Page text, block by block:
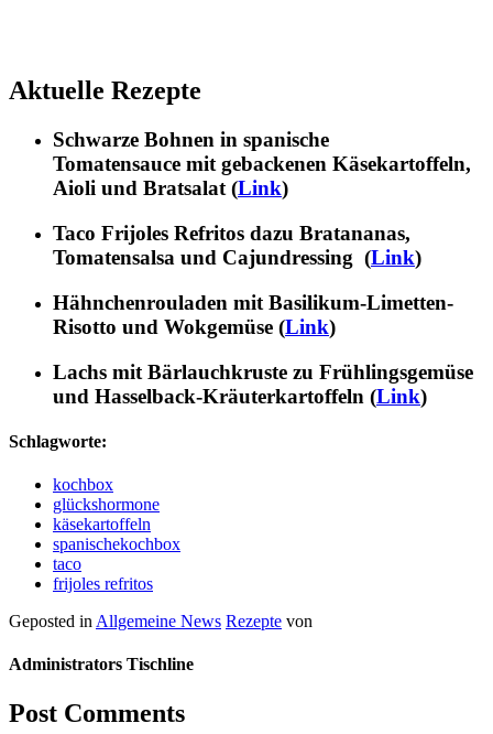
Aktuelle Rezepte
Schwarze Bohnen in spanische
Tomatensauce mit gebackenen Käsekartoffeln,
Aioli und Bratsalat (Link)
Taco Frijoles Refritos dazu Bratananas,
Tomatensalsa und Cajundressing (Link)
Hähnchenrouladen mit Basilikum-Limetten-
Risotto und Wokgemüse (Link)
Lachs mit Bärlauchkruste zu Frühlingsgemüse
und Hasselback-Kräuterkartoffeln (Link)
Schlagworte:
kochbox
glückshormone
käsekartoffeln
spanischekochbox
taco
frijoles refritos
Geposted in Allgemeine News Rezepte von
Administrators Tischline
Post Comments